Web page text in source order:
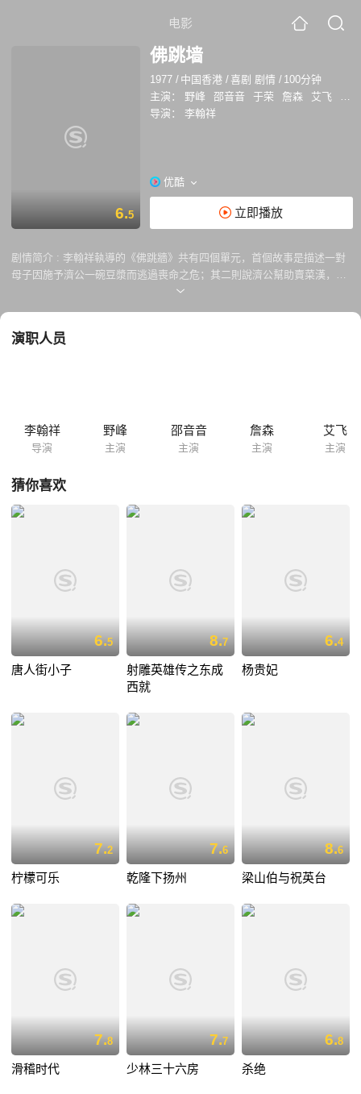
电影
6.5
佛跳墙
1977 / 中国香港 /喜剧 剧情 / 100分钟
主演：
野峰 邵音音 于荣 詹森 艾飞
冯明
导演：
李翰祥
优酷
立即播放
剧情简介 : 李翰祥執導的《佛跳牆》共有四個單元，首個故事是描述一對
母子因施予濟公一碗豆漿而逃過喪命之危；其二則說濟公幫助賣菜漢，逃
離高利貸者的滋擾；其三則寫濟公以櫻桃化夜明珠，將大盜教訓一頓；最
演职人员
李翰祥
导演
野峰
主演
邵音音
主演
詹森
主演
艾飞
主演
猜你喜欢
6.5
唐人街小子
8.7
射雕英雄传之东成
西就
6.4
杨贵妃
7.2
柠檬可乐
7.6
乾隆下扬州
8.6
梁山伯与祝英台
7.8
滑稽时代
7.7
少林三十六房
6.8
杀绝